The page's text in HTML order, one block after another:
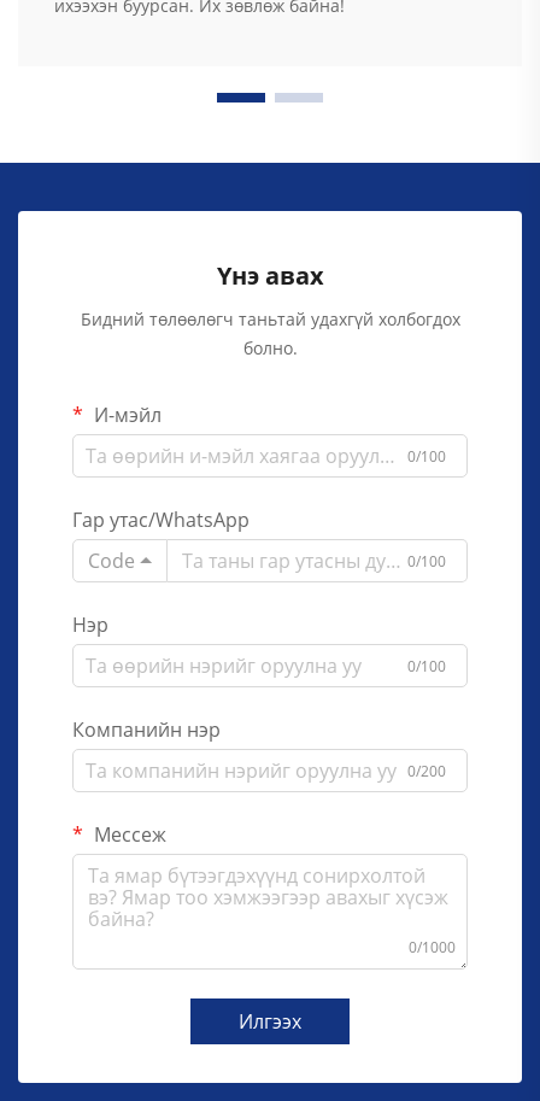
ихээхэн буурсан. Их зөвлөж байна!
Үнэ авах
Бидний төлөөлөгч таньтай удахгүй холбогдох
болно.
И-мэйл
0/100
Гар утас/WhatsApp
Code
0/100
Нэр
0/100
Компанийн нэр
0/200
Мессеж
0/1000
Илгээх